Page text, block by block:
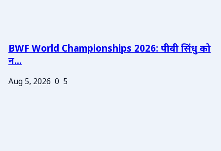
BWF World Championships 2026: पीवी सिंधु को
न...
Aug 5, 2026 0 5